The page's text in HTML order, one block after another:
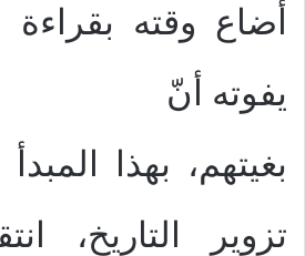
أضاع وقته بقراءة
يفوته أنّ
بغيتهم، بهذا
تزوير التاريخ،